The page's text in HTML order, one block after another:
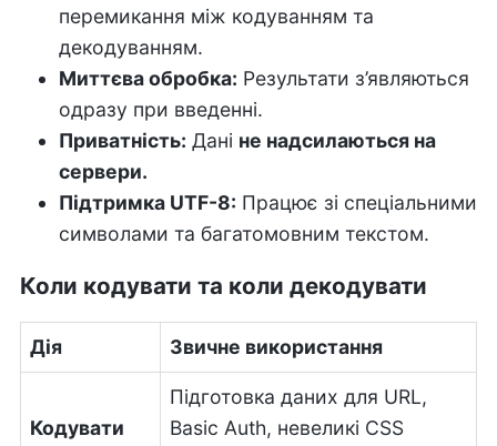
перемикання між кодуванням та
декодуванням.
Миттєва обробка: Результати з’являються
одразу при введенні.
Приватність: Дані не надсилаються на
сервери.
Підтримка UTF-8: Працює зі спеціальними
символами та багатомовним текстом.
Коли кодувати та коли декодувати
Дія Звичне використання
Кодувати
Підготовка даних для URL,
Basic Auth, невеликі CSS